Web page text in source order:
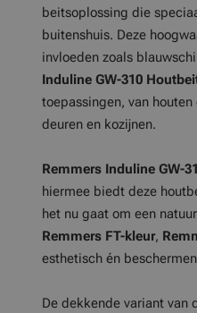
beitsoplossing die
buitenshuis. Deze
invloeden zoals
Induline GW-310
toepassingen, van
deuren en kozijnen.
Remmers Induline GW-
hiermee biedt deze
het nu gaat om een
Remmers FT-kleur,
esthetisch én
De dekkende variant van